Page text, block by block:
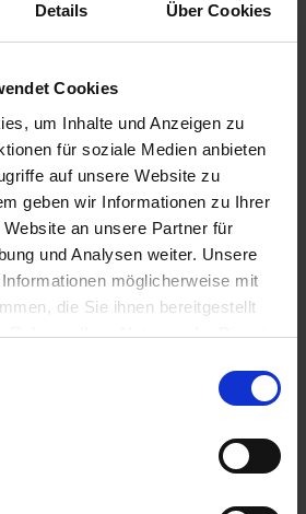
Details Über Cookies
Cookies
um Inhalte und Anzeigen zu
für soziale Medien anbieten
auf unsere Website zu
geben wir Informationen zu Ihrer
an unsere Partner für
und Analysen weiter. Unsere
möglicherweise mit
die Sie ihnen bereitgestellt
Rahmen Ihrer Nutzung der Dienste
Webseite weiterhin nutzen.
costs
time appr. 2-4 workdays within
Add to shopping cart
You need one piece per